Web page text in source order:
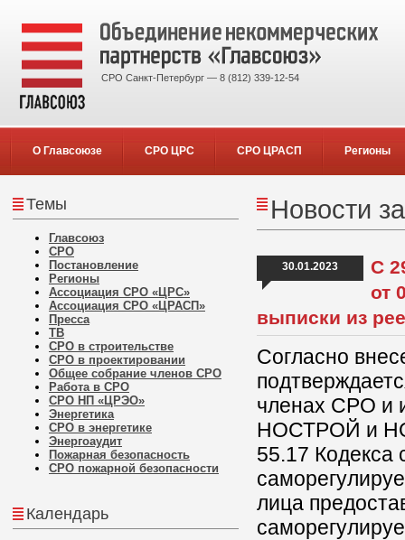
СРО Санкт-Петербург — 8 (812) 339-12-54
О Главсоюзе СРО ЦРС СРО ЦРАСП Регионы
Темы
Главсоюз
СРО
Постановление
Регионы
Ассоциация СРО «ЦРС»
Ассоциация СРО «ЦРАСП»
Пресса
ТВ
СРО в строительстве
СРО в проектировании
Общее собрание членов СРО
Работа в СРО
СРО НП «ЦРЭО»
Энергетика
СРО в энергетике
Энергоаудит
Пожарная безопасность
СРО пожарной безопасности
Календарь
Новости
30.01.2023
С
от
выписки из
Согласно
членах СРО и
НОСТРОЙ и
55.17 Кодекса
лица